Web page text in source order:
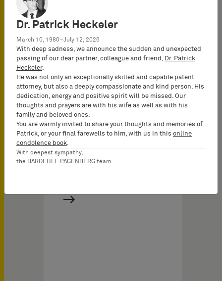
外观设计
我们提供有关设计问题的全
方位咨询，从制定和实施申
Dr. Patrick Heckeler
March 10, 1980–July 12, 2026
With deep sadness, we announce the sudden and unexpected
passing of our dear partner, colleague and friend, Dr. Patrick
Heckeler.
He was not only an exceptionally skilled and capable patent
attorney, but also a deeply compassionate and kind person. His
dedication, energy and positive spirit will be missed. Our
thoughts and prayers are with his wife as well as with his
family and beloved ones.
You are warmly invited to share your thoughts and memories of
Patrick, or your final farewells to him, with us in this online
condolence book.
With deepest sympathy,
the BARDEHLE PAGENBERG team